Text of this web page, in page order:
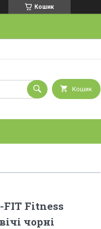
Кошик
Кошик
FIT Fitness
чорні